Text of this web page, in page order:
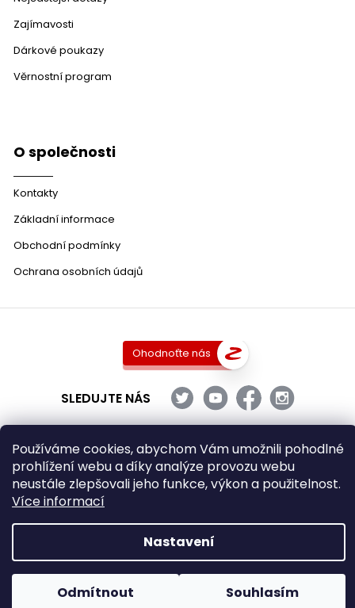
Používáme cookies, abychom Vám umožnili pohodlné
prohlížení webu a díky analýze provozu webu
neustále zlepšovali jeho funkce, výkon a použitelnost.
Více informací
Nastavení
Odmítnout Souhlasím
Zajímavosti
Dárkové poukazy
Věrnostní program
O společnosti
Kontakty
Základní informace
Obchodní podmínky
Ochrana osobních údajů
Ohodnoťte nás
SLEDUJTE NÁS
Vytvořil Shoptet
Copyright 2026DobraVina.cz. Všechna práva vyhrazena.
Upravit nastavení cookies
Grafický návrh vytvořil a nakódoval